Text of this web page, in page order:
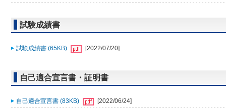
試験成績書
試験成績書 (65KB) [2022/07/20]
自己適合宣言書・証明書
自己適合宣言書 (83KB) [2022/06/24]